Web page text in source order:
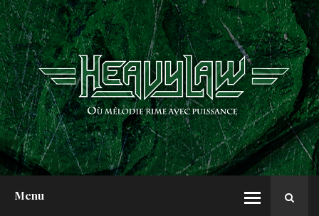
Menu
ACCUEIL
NEWS
CHRONIQUES
INTERVIEWS
REPORTS
A PROPOS